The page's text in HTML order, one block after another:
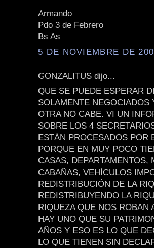
Armando
Pdo 3 de Febrero
Bs As
5 DE NOVIEMBRE DE
GONZALITUS dijo...
QUE SE PUEDE ESPERAR
SOLAMENTE
OTRA NO CABE. VI UN
SOBRE LOS 4
ESTÁN PROCESADOS POR
PORQUE EN MUY POCO
CASAS, DEPARTAMENTOS,
CABAÑAS, VEHÍCULOS
REDISTRIBUCIÓN DE LA
REDISTRIBUYENDO LA
RIQUEZA QUE NOS ROBAN
HAY UNO QUE SU
AÑOS Y ESO ES LO QUE
LO QUE TIENEN SIN